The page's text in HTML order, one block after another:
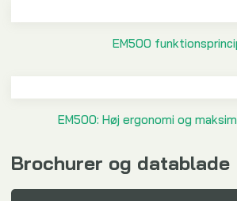
EM500
​EM500: Høj ergonomi og
Brochurer og datablad​e